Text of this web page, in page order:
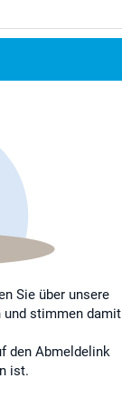
Sie über unsere
und stimmen damit
den Abmeldelink
ist.